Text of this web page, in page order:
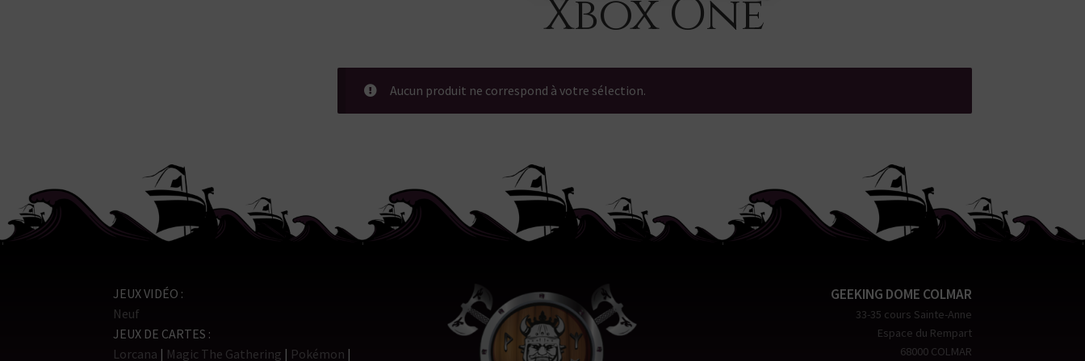
Xbox One
Aucun produit ne correspond à votre sélection.
JEUX VIDÉO
Neuf
JEUX DE CARTES
Lorcana
Magic The Gathering Pokémon
GEEKING DOME COLMAR
33-35 cours Sainte-Anne
Espace du Rempart
68000 COLMAR